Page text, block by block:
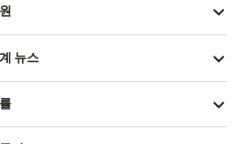
뉴스